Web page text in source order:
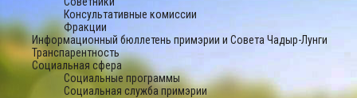
Консультативные комиссии
Фракции
Информационный бюллетень примэрии и Совета Чадыр-Лунги
Транспарентность
Социальная сфера
Социальные программы
Социальная служба примэрии